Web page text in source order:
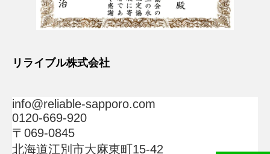
リライブル株式会社
info@reliable-sapporo.com
0120-669-920
〒069-0845
北海道江別市大麻東町15-42